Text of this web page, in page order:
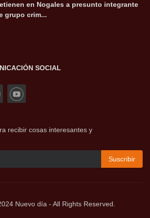
en Nogales a presunto integrante
grupo crim...
SOCIAL
recibir cosas interesantes y
Suscribir
Nuevo día - All Rights Reserved.